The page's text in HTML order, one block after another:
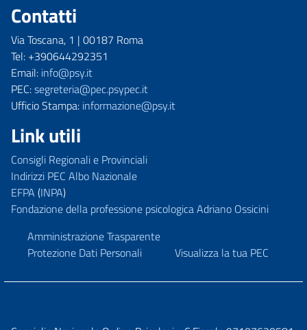
Contatti
Via Toscana, 1 | 00187 Roma
Tel: +390644292351
Email: info@psy.it
PEC:segreteria@pec.psypec.it
Ufficio Stampa: informazione@psy.it
Link utili
Consigli Regionali e Provinciali
Indirizzi PEC Albo Nazionale
EFPA (INPA)
Fondazione della professione psicologica Adriano Ossicini
Amministrazione Trasparente
Protezione Dati Personali
Visualizza la tua PEC